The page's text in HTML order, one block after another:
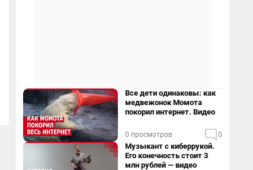
Все дети одинаковы: как
медвежонок Момота
покорил интернет. Видео
0 просмотров 0
Музыкант с киберрукой.
Его конечность стоит 3
млн рублей — видео